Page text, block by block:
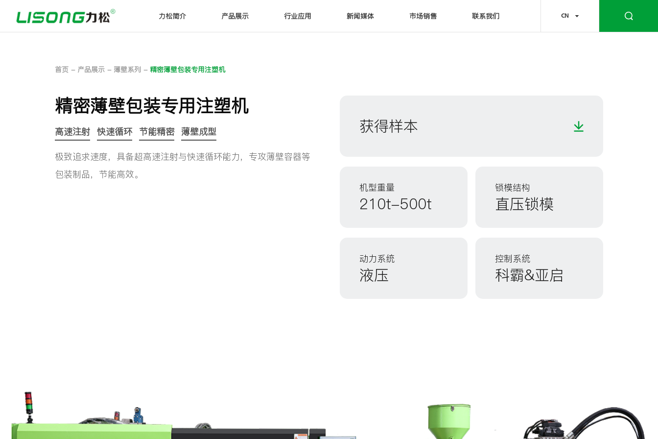
力松简介 产品展示 行业应用 新闻媒体 市场销售 联系我们 CN
首页 - 产品展示 - 薄壁系列 - 精密薄壁包装专用注塑机
精密薄壁包装专用注塑机
高速注射 快速循环 节能精密 薄壁成型
极致追求速度，具备超高速注射与快速循环能力，专攻薄壁容器等
包装制品，节能高效。
获得样本
机型重量
210t-500t
锁模结构
直压锁模
动力系统
液压
控制系统
科霸&亚启